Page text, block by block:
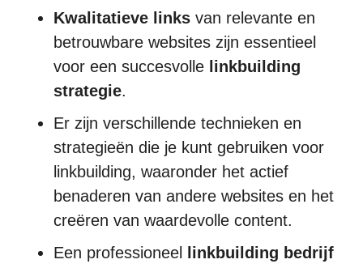
Kwalitatieve links van relevante en
betrouwbare websites zijn essentieel
voor een succesvolle linkbuilding
strategie.
Er zijn verschillende technieken en
strategieën die je kunt gebruiken voor
linkbuilding, waaronder het actief
benaderen van andere websites en het
creëren van waardevolle content.
Een professioneel linkbuilding bedrijf